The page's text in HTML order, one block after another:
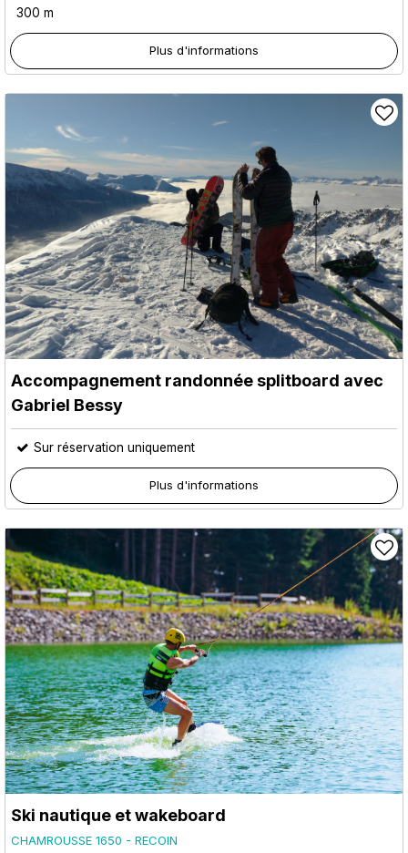
300 m
Plus d'informations
Accompagnement randonnée splitboard avec
Gabriel Bessy
Sur réservation uniquement
Plus d'informations
Ski nautique et wakeboard
CHAMROUSSE 1650 - RECOIN